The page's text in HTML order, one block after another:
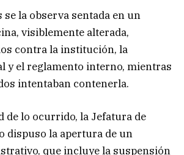
se la observa sentada en un
visiblemente alterada,
contra la institución, la
y el reglamento interno, mientras
intentaban contenerla.
de lo ocurrido, la Jefatura de
dispuso la apertura de un
que incluye la suspensión